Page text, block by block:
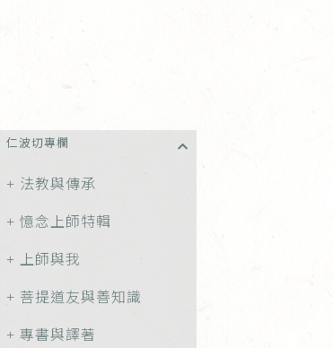
仁波切專欄
法教與傳承
憶念上師特輯
上師與我
菩提道友與善知識
專書與譯著